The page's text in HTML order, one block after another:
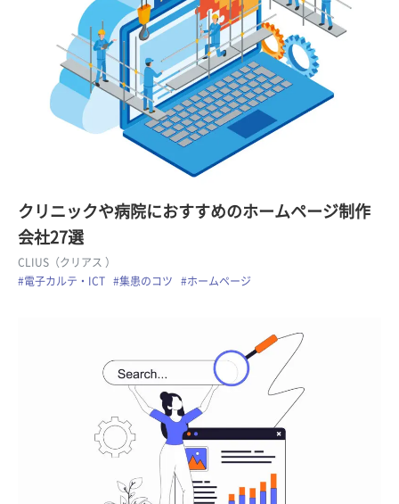
クリニックや病院におすすめのホームページ制作
会社27選
CLIUS（クリアス ）
#電子カルテ・ICT
#集患のコツ #ホームページ